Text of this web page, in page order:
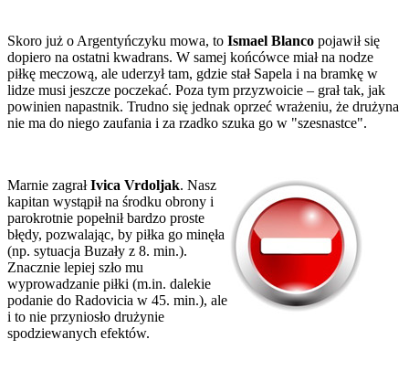
Skoro już o Argentyńczyku mowa, to Ismael Blanco pojawił się
dopiero na ostatni kwadrans. W samej końcówce miał na nodze
piłkę meczową, ale uderzył tam, gdzie stał Sapela i na bramkę w
lidze musi jeszcze poczekać. Poza tym przyzwoicie – grał tak, jak
powinien napastnik. Trudno się jednak oprzeć wrażeniu, że drużyna
nie ma do niego zaufania i za rzadko szuka go w "szesnastce".
Marnie zagrałIvica Vrdoljak. Nasz
kapitan wystąpił na środku obrony i
parokrotnie popełnił bardzo proste
błędy, pozwalając, by piłka go minęła
(np. sytuacja Buzały z 8. min.).
Znacznie lepiej szło mu
wyprowadzanie piłki (m.in. dalekie
podanie do Radovicia w 45. min.), ale
i to nie przyniosło drużynie
spodziewanych efektów.